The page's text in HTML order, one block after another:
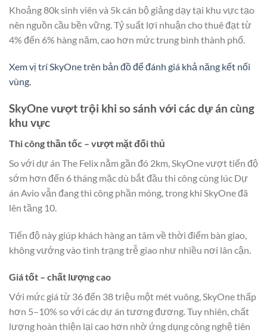
Khoảng 80k sinh viên và 5k cán bộ giảng dạy tại khu vực tạo
nên nguồn cầu bền vững. Tỷ suất lợi nhuận cho thuê đạt từ
4% đến 6% hàng năm, cao hơn mức trung bình thành phố.
Xem vị trí SkyOne trên bản đồ để đánh giá khả năng kết nối
vùng.
SkyOne vượt trội khi so sánh với các dự án cùng
khu vực
Thi công thần tốc – vượt mặt đối thủ
So với dự án The Felix nằm gần đó 2km, SkyOne vượt tiến độ
sớm hơn đến 6 tháng mặc dù bắt đầu thi công cùng lúc Dự
án Avio vẫn đang thi công phần móng, trong khi SkyOne đã
lên tầng 10.
Tiến độ này giúp khách hàng an tâm về thời điểm bàn giao,
không vướng vào tình trạng trễ giao như nhiều nơi lân cận.
Giá tốt – chất lượng cao
Với mức giá từ 36 đến 38 triệu một mét vuông, SkyOne thấp
hơn 5–10% so với các dự án tương đương. Tuy nhiên, chất
lượng hoàn thiện lại cao hơn nhờ ứng dụng công nghệ tiên